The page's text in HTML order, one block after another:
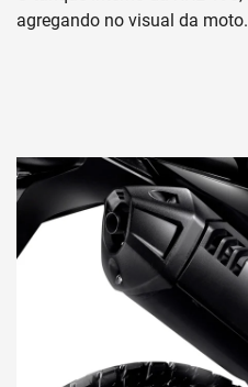
agregando no visual da moto.